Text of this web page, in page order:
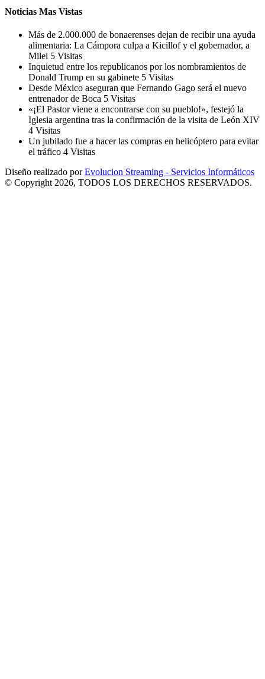
Noticias Mas Vistas
Más de 2.000.000 de bonaerenses dejan de recibir una ayuda
alimentaria: La Cámpora culpa a Kicillof y el gobernador, a
Milei 5 Visitas
Inquietud entre los republicanos por los nombramientos de
Donald Trump en su gabinete 5 Visitas
Desde México aseguran que Fernando Gago será el nuevo
entrenador de Boca 5 Visitas
«¡El Pastor viene a encontrarse con su pueblo!», festejó la
Iglesia argentina tras la confirmación de la visita de León XIV
4 Visitas
Un jubilado fue a hacer las compras en helicóptero para evitar
el tráfico 4 Visitas
Diseño realizado porEvolucion Streaming - Servicios Informáticos
© Copyright 2026, TODOS LOS DERECHOS RESERVADOS.